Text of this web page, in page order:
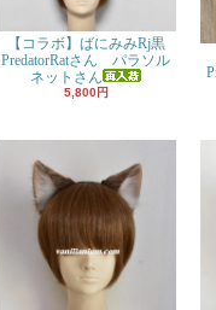
【コラボ】ばにみみRj黒
PredatorRatさん パラソル
ネットさん
5,800円